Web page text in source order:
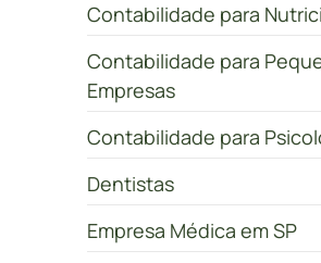
Contabilidade para
Contabilidade para
Empresas
Contabilidade para
Dentistas
Empresa Médica em SP